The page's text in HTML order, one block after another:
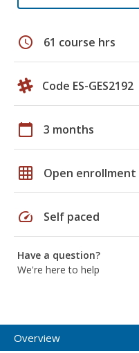
schedule 61 course hrs
Code ES-GES2192
calendar_today 3 months
grid_on Open enrollment
speed Self paced
Have a question?
We're here to help
Overview